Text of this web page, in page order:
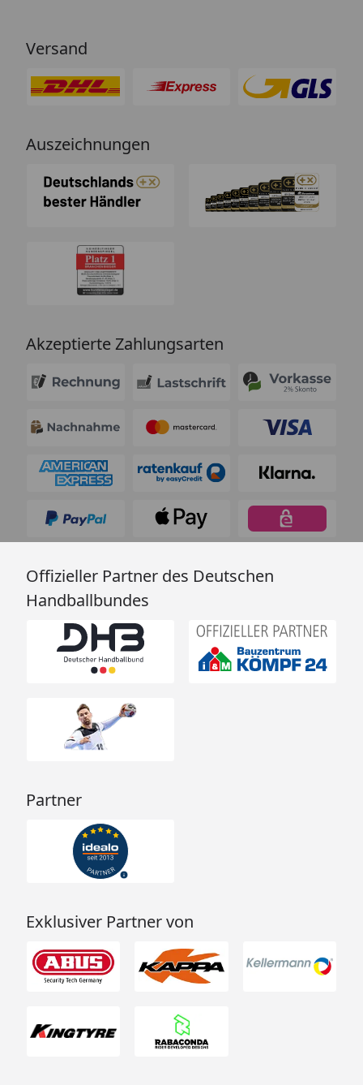
Versand
Auszeichnungen
Akzeptierte Zahlungsarten
Offizieller Partner des Deutschen
Handballbundes
Partner
Exklusiver Partner von